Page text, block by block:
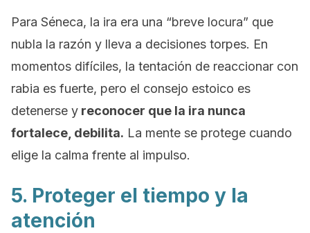
Para Séneca, la ira era una “breve locura” que
nubla la razón y lleva a decisiones torpes. En
momentos difíciles, la tentación de reaccionar con
rabia es fuerte, pero el consejo estoico es
detenerse y reconocer que la ira nunca
fortalece, debilita. La mente se protege cuando
elige la calma frente al impulso.
5. Proteger el tiempo y la
atención